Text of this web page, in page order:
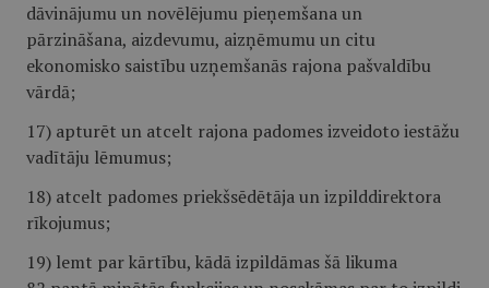
dāvinājumu un novēlējumu pieņemšana un
pārzināšana, aizdevumu, aizņēmumu un citu
ekonomisko saistību uzņemšanās rajona pašvaldību
vārdā;
17) apturēt un atcelt rajona padomes izveidoto iestāžu
vadītāju lēmumus;
18) atcelt padomes priekšsēdētāja un izpilddirektora
rīkojumus;
19) lemt par kārtību, kādā izpildāmas šā likuma